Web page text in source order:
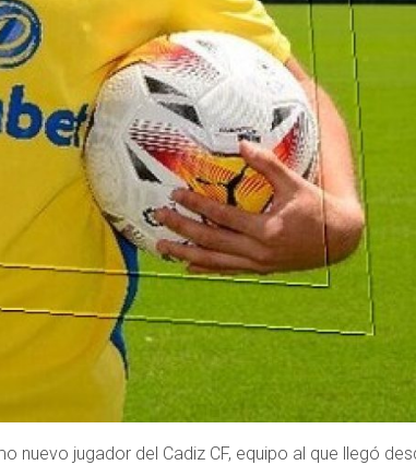
jugador del Cadiz CF, equipo al que llegó